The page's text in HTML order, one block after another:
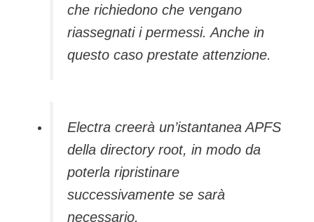
che richiedono che vengano
riassegnati i permessi. Anche in
questo caso prestate attenzione.
Electra creerà un’istantanea APFS
della directory root, in modo da
poterla ripristinare
successivamente se sarà
necessario.